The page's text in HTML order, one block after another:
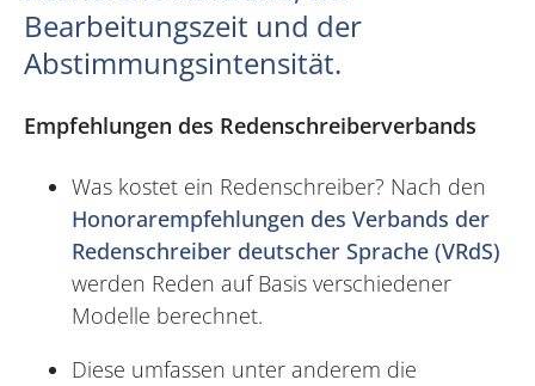
Bearbeitungszeit und der
Abstimmungsintensität.
Empfehlungen des Redenschreiberverbands
Was kostet ein Redenschreiber? Nach den
Honorarempfehlungen des Verbands der
Redenschreiber deutscher Sprache (VRdS)
werden Reden auf Basis verschiedener
Modelle berechnet.
Diese umfassen unter anderem die